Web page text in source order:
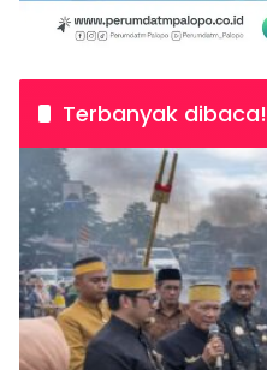
Terbanyak dibaca!